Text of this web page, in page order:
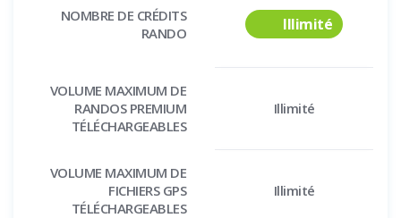
NOMBRE DE CRÉDITS
RANDO
Illimité
VOLUME MAXIMUM DE
RANDOS PREMIUM
TÉLÉCHARGEABLES
Illimité
VOLUME MAXIMUM DE
FICHIERS GPS
TÉLÉCHARGEABLES
Illimité